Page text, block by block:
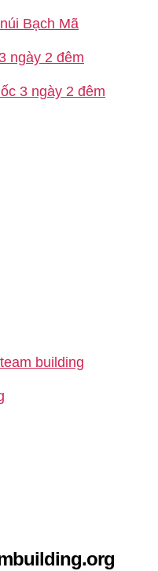
Bạch Mã
ngày 2 đêm
3 ngày 2 đêm
building